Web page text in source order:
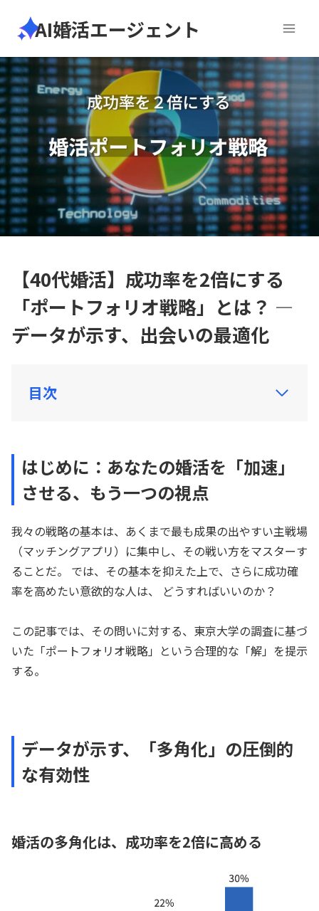
ス
キ
ッ
プ
AI婚活エージェント
【40代婚活】成功率を2倍にする
「ポートフォリオ戦略」とは？ ―
データが示す、出会いの最適化
目次
はじめに：あなたの婚活を「加速」
させる、もう一つの視点
我々の戦略の基本は、あくまで最も成果の出やすい主戦場
（マッチングアプリ）に集中し、その戦い方をマスターす
ることだ。 では、その基本を抑えた上で、さらに成功確
率を高めたい意欲的な人は、 どうすればいいのか？
この記事では、その問いに対する、東京大学の調査に基づ
いた「ポートフォリオ戦略」という合理的な「解」を提示
する。
データが示す、「多角化」の圧倒的
な有効性
婚活の多角化は、成功率を2倍に高める